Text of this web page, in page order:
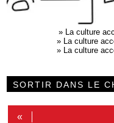
»
La culture
»
La culture
»
La culture
SORTIR DANS LE
«